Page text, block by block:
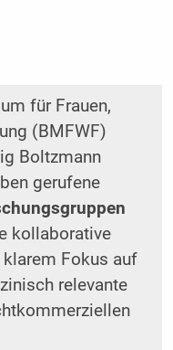
für Frauen,
(BMFWF)
Boltzmann
gerufene
kollaborative
Fokus auf
relevante